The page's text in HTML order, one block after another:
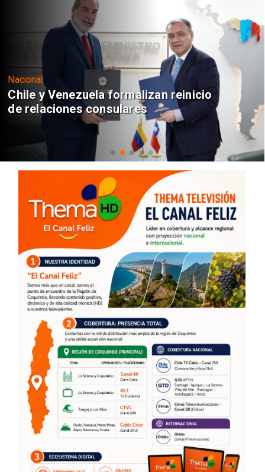
Nacional
Chile y Venezuela formalizan reinicio
de relaciones consulares